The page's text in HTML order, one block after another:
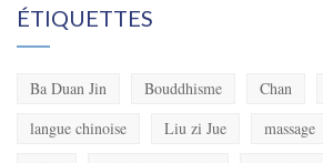
ÉTIQUETTES
Ba Duan Jin Bouddhisme Chan
langue chinoise
Liu zi Jue massage